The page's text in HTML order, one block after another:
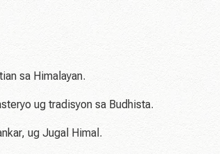
sa Himalayan.
ug tradisyon sa Budhista.
ug Jugal Himal.